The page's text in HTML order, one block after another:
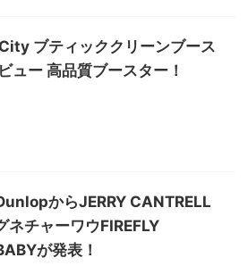
ブティッククリーンブース
ュー 高品質ブースター！
からJERRY CANTRELL
ネチャーワウFIREFLY
が発表！